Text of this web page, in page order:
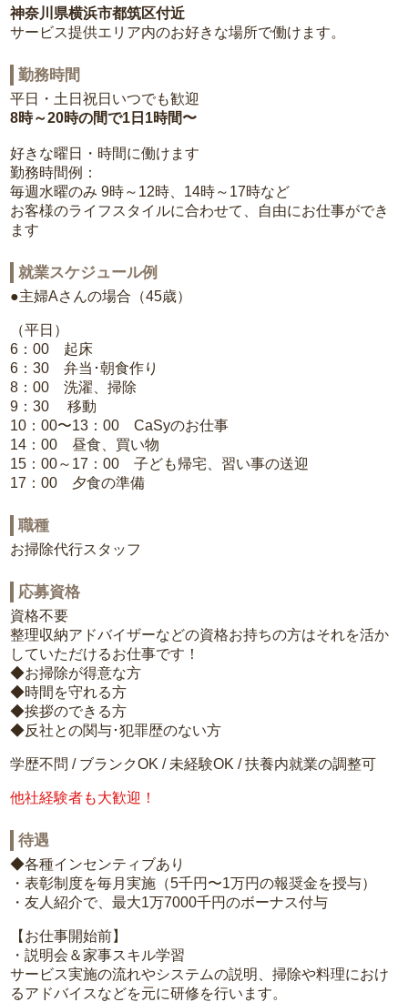
神奈川県横浜市都筑区付近
サービス提供エリア内のお好きな場所で働けます。
勤務時間
平日・土日祝日いつでも歓迎
8時～20時の間で1日1時間〜
好きな曜日・時間に働けます
勤務時間例：
毎週水曜のみ 9時～12時、14時～17時など
お客様のライフスタイルに合わせて、自由にお仕事ができ
ます
就業スケジュール例
●主婦Aさんの場合（45歳）
（平日）
6：00 起床
6：30 弁当･朝食作り
8：00 洗濯、掃除
9：30 移動
10：00〜13：00 CaSyのお仕事
14：00 昼食、買い物
15：00～17：00 子ども帰宅、習い事の送迎
17：00 夕食の準備
職種
お掃除代行スタッフ
応募資格
資格不要
整理収納アドバイザーなどの資格お持ちの方はそれを活か
していただけるお仕事です！
◆お掃除が得意な方
◆時間を守れる方
◆挨拶のできる方
◆反社との関与･犯罪歴のない方
学歴不問 / ブランクOK / 未経験OK / 扶養内就業の調整可
他社経験者も大歓迎！
待遇
◆各種インセンティブあり
・表彰制度を毎月実施（5千円〜1万円の報奨金を授与）
・友人紹介で、最大1万7000千円のボーナス付与
【お仕事開始前】
・説明会＆家事スキル学習
サービス実施の流れやシステムの説明、掃除や料理におけ
るアドバイスなどを元に研修を行います。